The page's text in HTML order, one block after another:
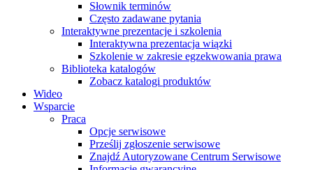
Słownik terminów
Często zadawane pytania
Interaktywne prezentacje i szkolenia
Interaktywna prezentacja wiązki
Szkolenie w zakresie egzekwowania prawa
Biblioteka katalogów
Zobacz katalogi produktów
Wideo
Wsparcie
Praca
Opcje serwisowe
Prześlij zgłoszenie serwisowe
Znajdź Autoryzowane Centrum Serwisowe